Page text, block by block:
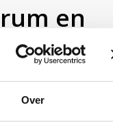
Over
en
op een unieke
en pleinen